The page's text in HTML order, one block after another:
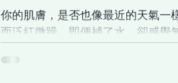
你的肌膚，是否也像最近的天氣一
而泛紅微躁，即便補了水，卻感覺
議，告訴你它的壓力已經超載。 我